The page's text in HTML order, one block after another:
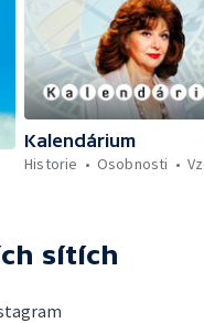
Kalendárium
Historie
Osobnosti
sítích